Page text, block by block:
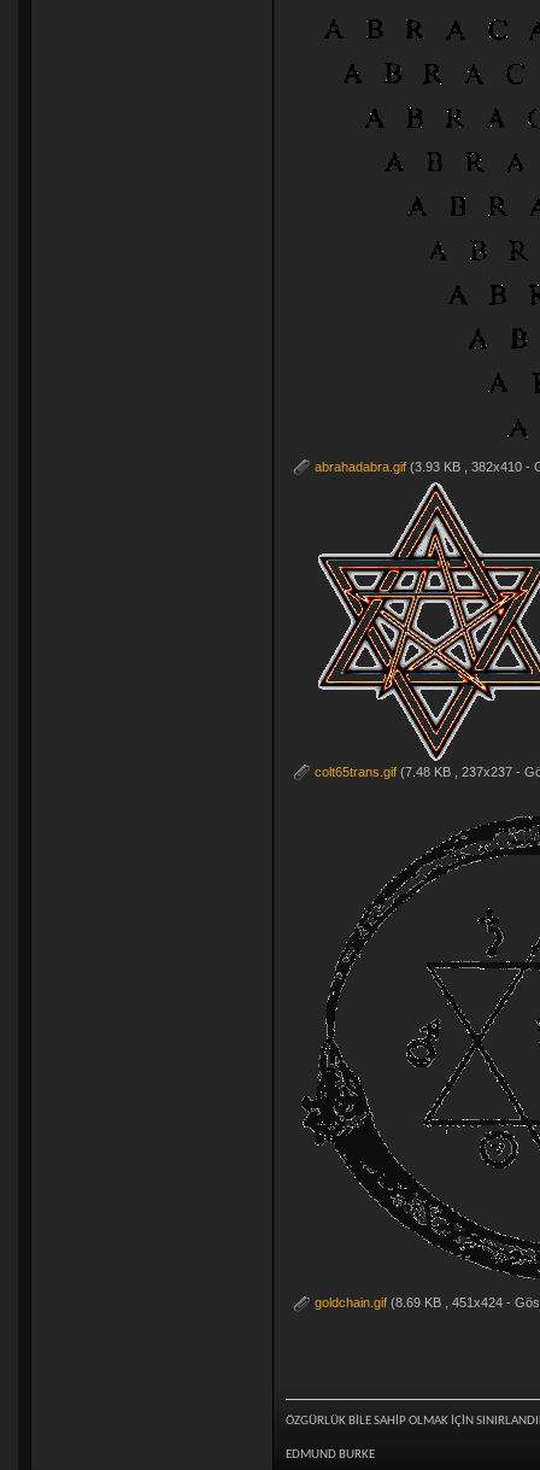
abrahadabra.gif (3.93 KB , 382x410 -
colt65trans.gif (7.48 KB , 237x237 -
goldchain.gif (8.69 KB , 451x424 -
ÖZGÜRLÜK BİLE SAHİP OLMAK İÇİN
EDMUND BURKE